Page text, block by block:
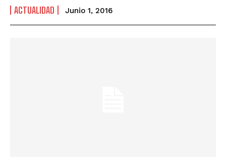
ACTUALIDAD Junio 1, 2016